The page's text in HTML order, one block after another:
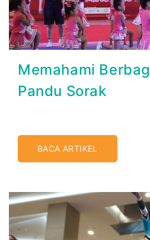
Memahami
Pandu Sorak
BACA ARTIKEL